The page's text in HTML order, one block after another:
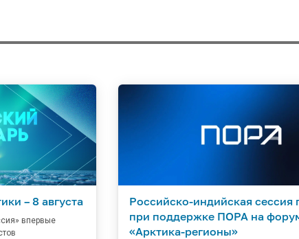
– 8 августа
впервые
Российско-индийская сессия
при поддержке ПОРА на
«Арктика-регионы»